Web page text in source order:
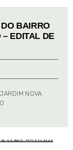
BAIRRO
– EDITAL DE
NOVA